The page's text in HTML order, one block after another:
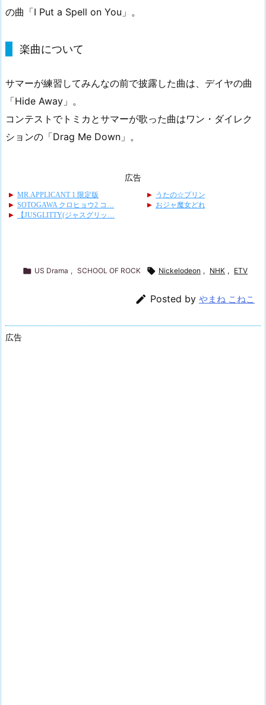
の曲「I Put a Spell on You」。
楽曲について
サマーが練習してみんなの前で披露した曲は、デイヤの曲
「Hide Away」。
コンテストでトミカとサマーが歌った曲はワン・ダイレク
ションの「Drag Me Down」。
広告
 US Drama , SCHOOL OF ROCK  Nickelodeon , NHK , ETV
 Posted by やまね こねこ
広告